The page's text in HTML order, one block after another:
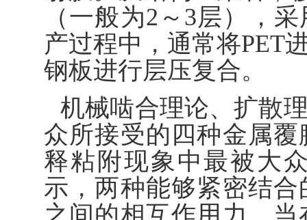
（一般为2～3层），
产过程中，通常将PET
钢板进行层压复合。
机械啮合理论、扩散
众所接受的四种金属
释粘附现象中最被大
示，两种能够紧密结
之间的相互作用力。